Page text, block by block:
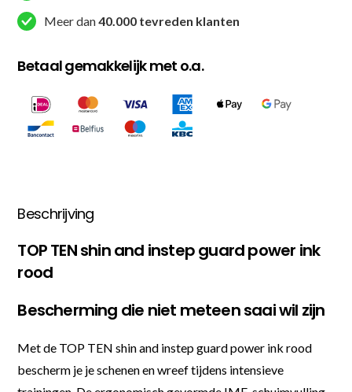
Meer dan40.000 tevreden klanten
Betaal gemakkelijk met o.a.
Beschrijving
TOP TEN shin and instep guard power ink
rood
Bescherming die niet meteen saai wil zijn
Met de TOP TEN shin and instep guard power ink rood
bescherm je je schenen en wreef tijdens intensieve